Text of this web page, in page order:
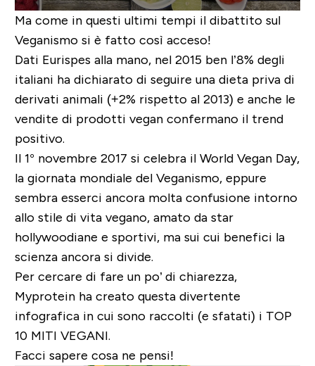
Ma come in questi ultimi tempi il dibattito sul
Veganismosi è fatto così acceso!
Dati Eurispes alla mano, nel 2015 ben l’8% degli
italiani ha dichiarato di seguire una dieta priva di
derivati animali (+2% rispetto al 2013) e anche le
vendite di prodotti vegan confermano il trend
positivo.
Il 1° novembre 2017 si celebra il World Vegan Day,
la giornata mondiale del Veganismo, eppure
sembra esserci ancora molta confusione intorno
allo stile di vita vegano, amato da star
hollywoodiane e sportivi, ma sui cui benefici la
scienza ancora si divide.
Per cercare di fare un po’ di chiarezza,
Myprotein ha creato questa divertente
infografica in cui sono raccolti (e sfatati) i TOP
10 MITI VEGANI.
Facci sapere cosa ne pensi!